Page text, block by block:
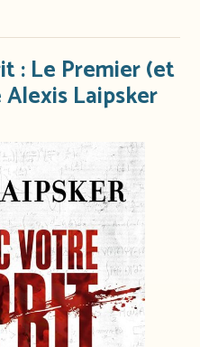
: Le Premier (et
Laipsker